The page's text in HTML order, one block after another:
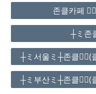
존클카페
┼ミ존
┼ミ서울ミ┼존클❤️‍🔥(
┼ミ부산ミ┼존클❤️‍🔥(